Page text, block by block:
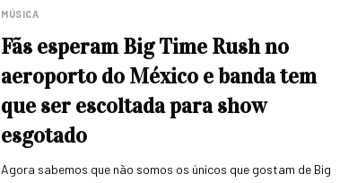
MÚSICA
Fãs esperam Big Time Rush no
aeroporto do México e banda tem
que ser escoltada para show
esgotado
Agora sabemos que não somos os únicos que gostam de Big